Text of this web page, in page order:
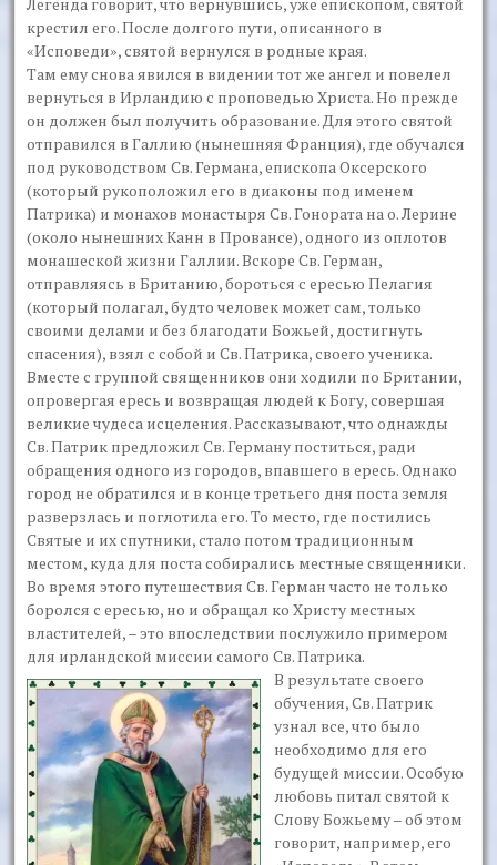
крестил его. После долгого пути, описанного в
«Исповеди», святой вернулся в родные края.
Там ему снова явился в видении тот же ангел и повелел
вернуться в Ирландию с проповедью Христа. Но прежде
он должен был получить образование. Для этого святой
отправился в Галлию (нынешняя Франция), где обучался
под руководством Св. Германа, епископа Оксерского
(который рукоположил его в диаконы под именем
Патрика) и монахов монастыря Св. Гонората на о. Лерине
(около нынешних Канн в Провансе), одного из оплотов
монашеской жизни Галлии. Вскоре Св. Герман,
отправляясь в Британию, бороться с ересью Пелагия
(который полагал, будто человек может сам, только
своими делами и без благодати Божьей, достигнуть
спасения), взял с собой и Св. Патрика, своего ученика.
Вместе с группой священников они ходили по Британии,
опровергая ересь и возвращая людей к Богу, совершая
великие чудеса исцеления. Рассказывают, что однажды
Св. Патрик предложил Св. Герману поститься, ради
обращения одного из городов, впавшего в ересь. Однако
город не обратился и в конце третьего дня поста земля
разверзлась и поглотила его. То место, где постились
Святые и их спутники, стало потом традиционным
местом, куда для поста собирались местные священники.
Во время этого путешествия Св. Герман часто не только
боролся с ересью, но и обращал ко Христу местных
властителей, – это впоследствии послужило примером
для ирландской миссии самого Св. Патрика.
В результате своего
обучения, Св. Патрик
узнал все, что было
необходимо для его
будущей миссии. Особую
любовь питал святой к
Слову Божьему – об этом
говорит, например, его